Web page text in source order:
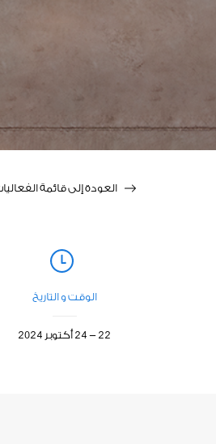
العودة إلى قائمة
الوقت و التاريخ
22 - 24 أكتوبر 2024